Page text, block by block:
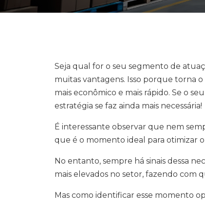
Seja qual for o seu segmento de
muitas vantagens. Isso porque torna
mais econômico e mais rápido. Se o
estratégia se faz ainda mais necessária!
É interessante observar que nem
que é o momento ideal para otimizar
No entanto, sempre há sinais dessa
mais elevados no setor, fazendo
Mas como identificar esse momento